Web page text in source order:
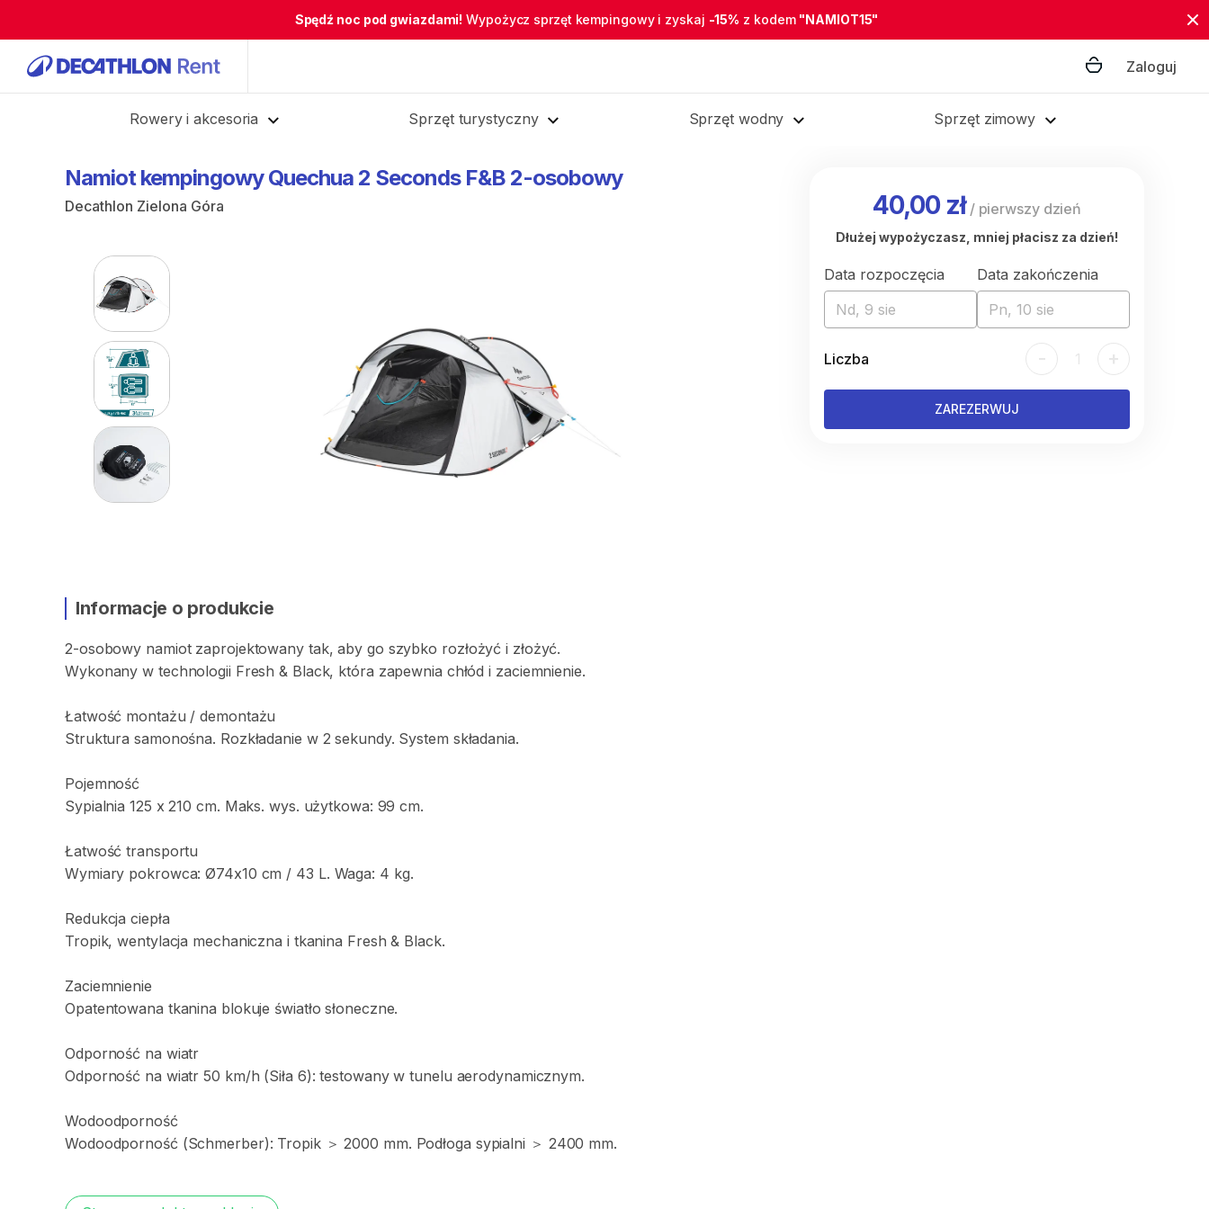
Spędź noc pod gwiazdami! Wypożycz sprzęt kempingowy i zyskaj -15% z kodem "NAMIOT15"
Zaloguj
Rowery i akcesoria Sprzęt turystyczny Sprzęt wodny Sprzęt zimowy
Namiot kempingowy Quechua 2 Seconds F&B 2-osobowy
Decathlon Zielona Góra
Informacje o produkcie
2-osobowy namiot zaprojektowany tak​,​ aby go szybko rozłożyć i złożyć.
Wykonany w technologii Fresh & Black​,​ która zapewnia chłód i zaciemnienie.
Łatwość montażu ​/​ demontażu
Struktura samonośna. Rozkładanie w 2 sekundy. System składania.
Pojemność
Sypialnia 125 x 210 cm. Maks. wys. użytkowa: 99 cm.
Łatwość transportu
Wymiary pokrowca: Ø74x10 cm ​/​ 43 L. Waga: 4 kg.
Redukcja ciepła
Tropik​,​ wentylacja mechaniczna i tkanina Fresh & Black.
Zaciemnienie
Opatentowana tkanina blokuje światło słoneczne.
Odporność na wiatr
Odporność na wiatr 50 km​/​h (Siła 6): testowany w tunelu aerodynamicznym.
Wodoodporność
Wodoodporność (Schmerber): Tropik ＞ 2000 mm. Podłoga sypialni ＞ 2400 mm.
40,00 zł/ pierwszy dzień
Dłużej wypożyczasz, mniej płacisz za dzień!
Data rozpoczęcia
Nd, 9 sie
Data zakończenia
Pn, 10 sie
Liczba - 1 +
ZAREZERWUJ